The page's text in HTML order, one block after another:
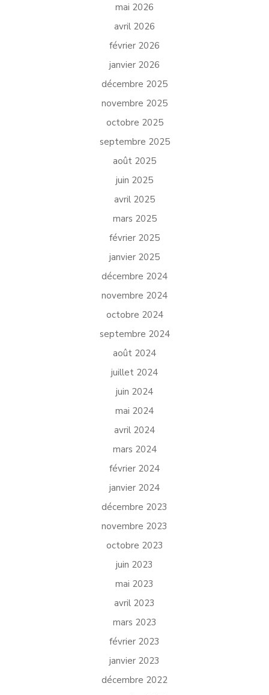
mai 2026
avril 2026
février 2026
janvier 2026
décembre 2025
novembre 2025
octobre 2025
septembre 2025
août 2025
juin 2025
avril 2025
mars 2025
février 2025
janvier 2025
décembre 2024
novembre 2024
octobre 2024
septembre 2024
août 2024
juillet 2024
juin 2024
mai 2024
avril 2024
mars 2024
février 2024
janvier 2024
décembre 2023
novembre 2023
octobre 2023
juin 2023
mai 2023
avril 2023
mars 2023
février 2023
janvier 2023
décembre 2022